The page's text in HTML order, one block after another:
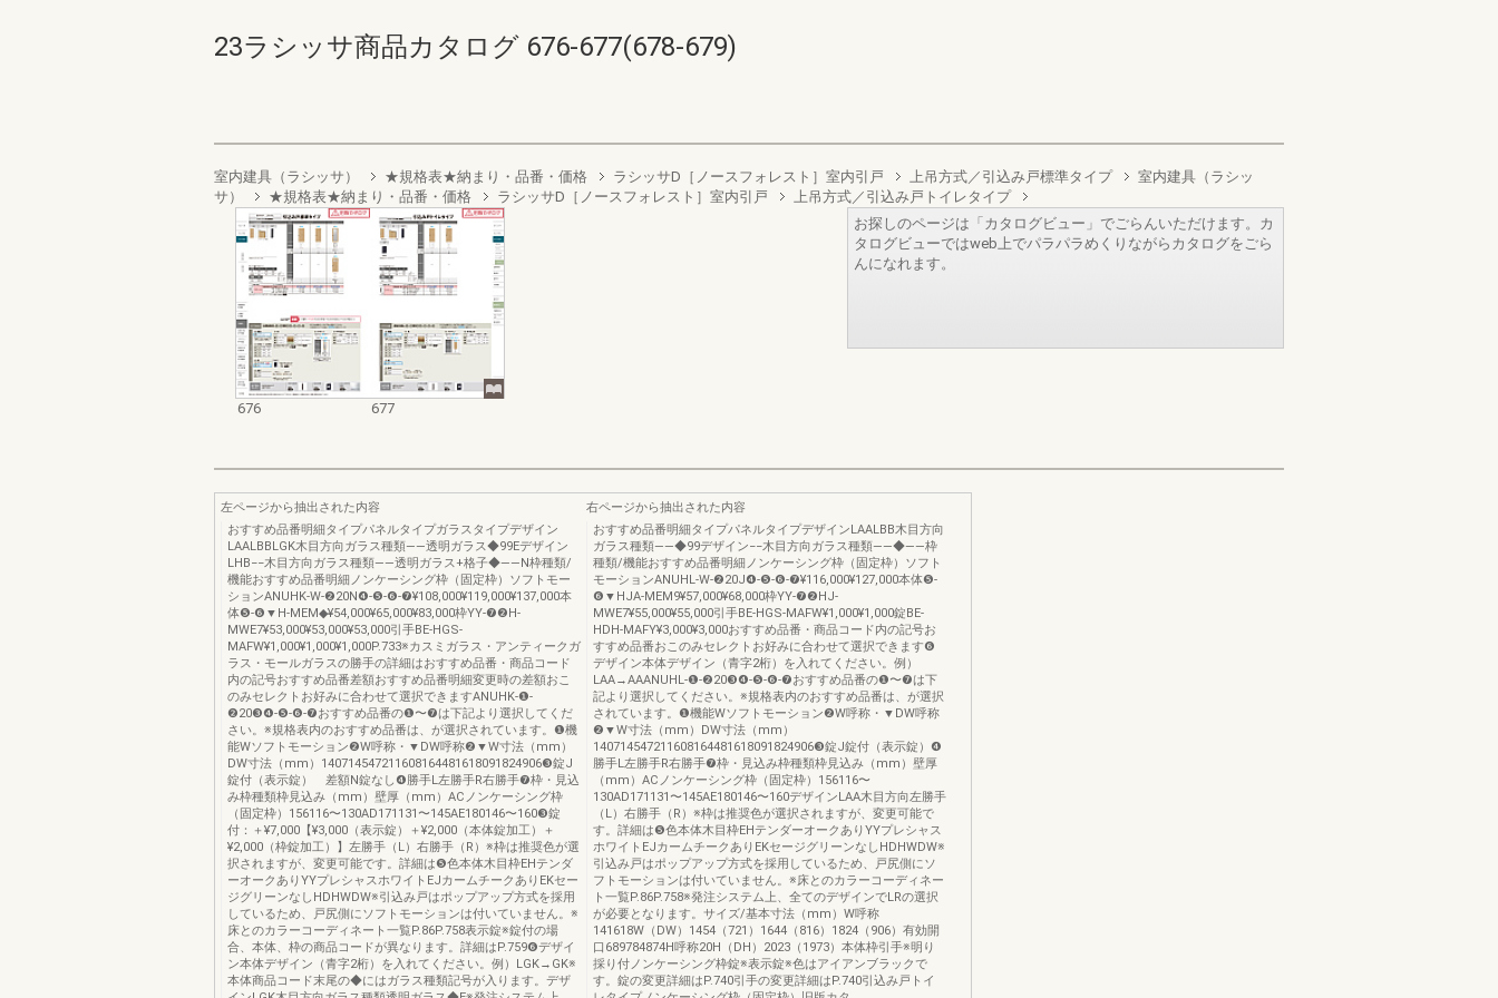
23ラシッサ商品カタログ 676-677(678-679)
室内建具（ラシッサ） ★規格表★納まり・品番・価格 ラシッサD［ノースフォレスト］室内引戸 上吊方式／引込み戸標準タイプ
室内建具（ラシッ
サ）
★規格表★納まり・品番・価格 ラシッサD［ノースフォレスト］室内引戸 上吊方式／引込み戸トイレタイプ
676 677
お探しのページは「カタログビュー」でごらんいただけます。カ
タログビューではweb上でパラパラめくりながらカタログをごら
んになれます。
左ページから抽出された内容
おすすめ品番明細タイプパネルタイプガラスタイプデザイン
LAALBBLGK木目方向ガラス種類――透明ガラス◆99Eデザイン
LHB−−木目方向ガラス種類――透明ガラス+格子◆――N枠種類/
機能おすすめ品番明細ノンケーシング枠（固定枠）ソフトモー
ションANUHK-W-❷20N❹-❺-❻-❼¥108,000¥119,000¥137,000本
体❺-❻▼H-MEM◆¥54,000¥65,000¥83,000枠YY-❼❷H-
MWE7¥53,000¥53,000¥53,000引手BE-HGS-
MAFW¥1,000¥1,000¥1,000P.733※カスミガラス・アンティークガ
ラス・モールガラスの勝手の詳細はおすすめ品番・商品コード
内の記号おすすめ品番差額おすすめ品番明細変更時の差額おこ
のみセレクトお好みに合わせて選択できますANUHK-❶-
❷20❸❹-❺-❻-❼おすすめ品番の❶〜❼は下記より選択してくだ
さい。※規格表内のおすすめ品番は、が選択されています。❶機
能Wソフトモーション❷W呼称・▼DW呼称❷▼W寸法（mm）
DW寸法（mm）140714547211608164481618091824906❸錠J
錠付（表示錠） 差額N錠なし❹勝手L左勝手R右勝手❼枠・見込
み枠種類枠見込み（mm）壁厚（mm）ACノンケーシング枠
（固定枠）156116〜130AD171131〜145AE180146〜160❸錠
付：＋¥7,000【¥3,000（表示錠）＋¥2,000（本体錠加工）＋
¥2,000（枠錠加工）】左勝手（L）右勝手（R）※枠は推奨色が選
択されますが、変更可能です。詳細は❺色本体木目枠EHテンダ
ーオークありYYプレシャスホワイトEJカームチークありEKセー
ジグリーンなしHDHWDW※引込み戸はポップアップ方式を採用
しているため、戸尻側にソフトモーションは付いていません。※
床とのカラーコーディネート一覧P.86P.758表示錠※錠付の場
合、本体、枠の商品コードが異なります。詳細はP.759❻デザイ
ン本体デザイン（青字2桁）を入れてください。例）LGK→GK※
本体商品コード末尾の◆にはガラス種類記号が入ります。デザ
右ページから抽出された内容
おすすめ品番明細タイプパネルタイプデザインLAALBB木目方向
ガラス種類――◆99デザイン−−木目方向ガラス種類――◆――枠
種類/機能おすすめ品番明細ノンケーシング枠（固定枠）ソフト
モーションANUHL-W-❷20J❹-❺-❻-❼¥116,000¥127,000本体❺-
❻▼HJA-MEM9¥57,000¥68,000枠YY-❼❷HJ-
MWE7¥55,000¥55,000引手BE-HGS-MAFW¥1,000¥1,000錠BE-
HDH-MAFY¥3,000¥3,000おすすめ品番・商品コード内の記号お
すすめ品番おこのみセレクトお好みに合わせて選択できます❻
デザイン本体デザイン（青字2桁）を入れてください。例）
LAA→AAANUHL-❶-❷20❸❹-❺-❻-❼おすすめ品番の❶〜❼は下
記より選択してください。※規格表内のおすすめ品番は、が選択
されています。❶機能Wソフトモーション❷W呼称・▼DW呼称
❷▼W寸法（mm）DW寸法（mm）
140714547211608164481618091824906❸錠J錠付（表示錠）❹
勝手L左勝手R右勝手❼枠・見込み枠種類枠見込み（mm）壁厚
（mm）ACノンケーシング枠（固定枠）156116〜
130AD171131〜145AE180146〜160デザインLAA木目方向左勝手
（L）右勝手（R）※枠は推奨色が選択されますが、変更可能で
す。詳細は❺色本体木目枠EHテンダーオークありYYプレシャス
ホワイトEJカームチークありEKセージグリーンなしHDHWDW※
引込み戸はポップアップ方式を採用しているため、戸尻側にソ
フトモーションは付いていません。※床とのカラーコーディネー
ト一覧P.86P.758※発注システム上、全てのデザインでLRの選択
が必要となります。サイズ/基本寸法（mm）W呼称
141618W（DW）1454（721）1644（816）1824（906）有効開
口689784874H呼称20H（DH）2023（1973）本体枠引手※明り
採り付ノンケーシング枠錠※表示錠※色はアイアンブラックで
す。錠の変更詳細はP.740引手の変更詳細はP.740引込み戸トイ